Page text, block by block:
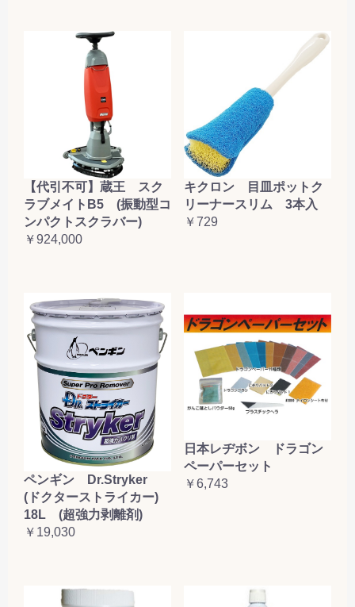
【代引不可】蔵王 スク
ラブメイトB5 (振動型コ
ンパクトスクラバー)
￥924,000
キクロン 目皿ポットク
リーナースリム 3本入
￥729
ペンギン Dr.Stryker
(ドクターストライカー)
18L (超強力剥離剤)
￥19,030
日本レヂボン ドラゴン
ペーパーセット
￥6,743